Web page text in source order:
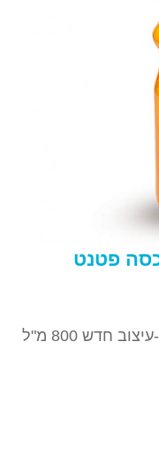
פטנט
חדש 800 מ"ל